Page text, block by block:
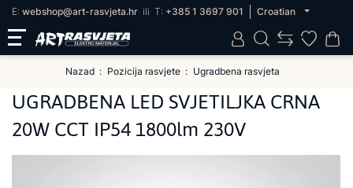
E: webshop@art-rasvjeta.hr ili T: +385 1 3697 901 Croatian
Nazad Pozicija rasvjete Ugradbena rasvjeta
UGRADBENA LED SVJETILJKA CRNA
20W CCT IP54 1800lm 230V